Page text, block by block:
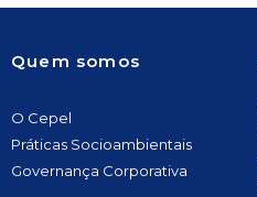
Quem somos
O Cepel
Práticas Socioambientais
Governança Corporativa